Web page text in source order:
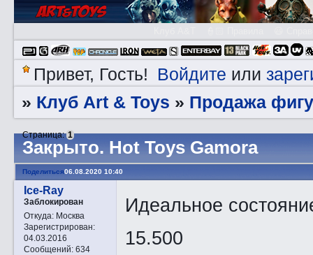
Привет, Гость! Войдите или
» Клуб Art & Toys » Продажа
Закрытo. Hot Toys Gamora
Страница:1
Поделиться06.08.2020 10:40
Ice-Ray
Заблокирован
Откуда:Москва
Зарегистрирован:
04.03.2016
Сообщений:634
Идеальное
15.500